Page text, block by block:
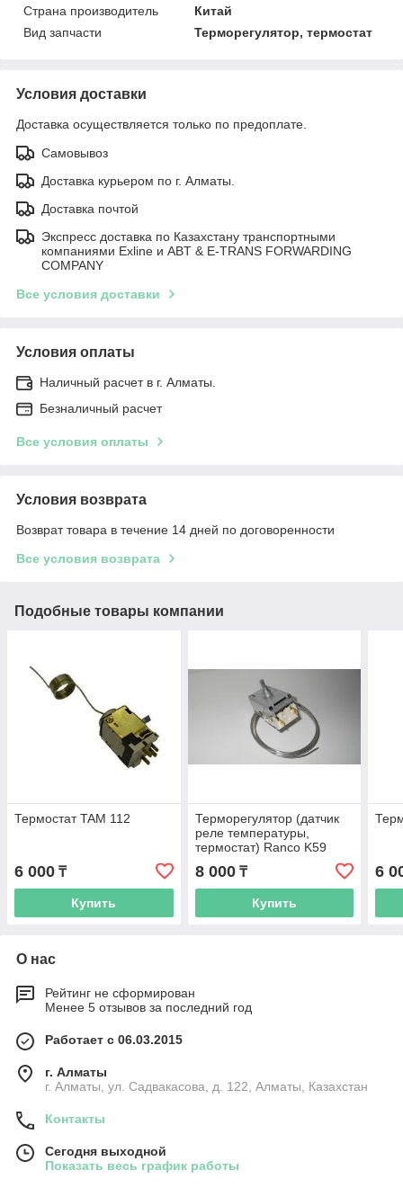
Страна производитель
Китай
Вид запчасти
Терморегулятор, термостат
Условия доставки
Доставка осуществляется только по предоплате.
Самовывоз
Доставка курьером по г. Алматы.
Доставка почтой
Экспресс доставка по Казахстану транспортными
компаниями Exline и ABT & E-TRANS FORWARDING
COMPANY
Все условия доставки
Условия оплаты
Наличный расчет в г. Алматы.
Безналичный расчет
Все условия оплаты
Условия возврата
Возврат товара в течение 14 дней по договоренности
Все условия возврата
Подобные товары компании
Термостат TAM 112
6 000 ₸
Купить
Терморегулятор (датчик
реле температуры,
термостат) Ranco K59
L4148 (L-1,1)
8 000₸
Купить
6
О нас
Рейтинг не сформирован
Менее 5 отзывов за последний год
Работает с 06.03.2015
г. Алматы
г. Алматы, ул. Садвакасова, д. 122, Алматы, Казахстан
Контакты
Сегодня выходной
Показать весь график работы